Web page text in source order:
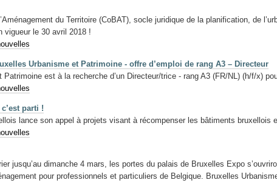
du Territoire (CoBAT), socle juridique de la planification, de
vigueur le 30 avril 2018 !
Urbanisme et Patrimoine - offre d’emploi de rang A3 – Directeur
Patrimoine est à la recherche d’un Directeur/trice - rang A3 (FR/NL) (h/f/x)
parti !
lance son appel à projets visant à récompenser les bâtiments
jusqu’au dimanche 4 mars, les portes du palais de Bruxelles Expo
pour professionnels et particuliers de Belgique. Bruxelles